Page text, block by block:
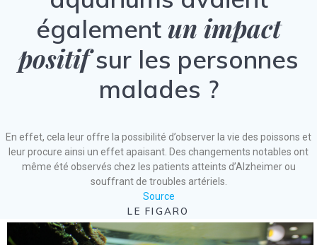
également un impact
positifsur les personnes
malades ?
En effet, cela leur offre la possibilité d’observer la vie des poissons et
leur procure ainsi un effet apaisant. Des changements notables ont
même été observés chez les patients atteints d’Alzheimer ou
souffrant de troubles artériels.
Source
LE FIGARO